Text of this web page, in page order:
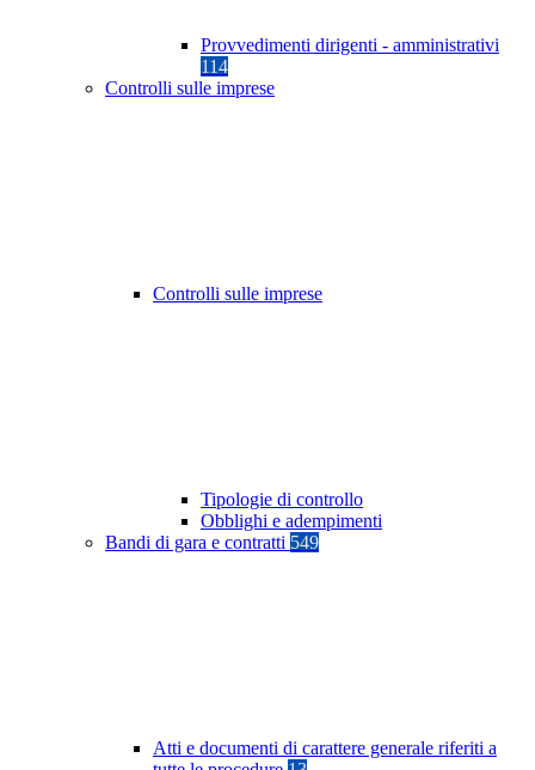
Provvedimenti dirigenti - amministrativi
114
Controlli sulle imprese
Controlli sulle imprese
Tipologie di controllo
Obblighi e adempimenti
Bandi di gara e contratti 549
Atti e documenti di carattere generale riferiti a